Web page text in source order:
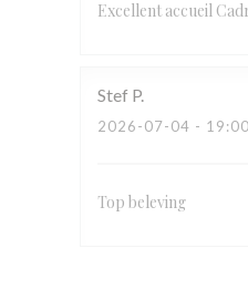
Excellent accueil
Stef P
2026-07-04 -
Top beleving